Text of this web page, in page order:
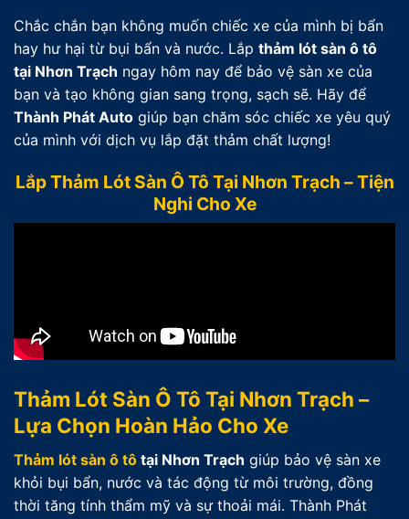
Chắc chắn bạn không muốn chiếc xe của mình bị bẩn
hay hư hại từ bụi bẩn và nước. Lắp thảm lót sàn ô tô
tại Nhơn Trạch ngay hôm nay để bảo vệ sàn xe của
bạn và tạo không gian sang trọng, sạch sẽ. Hãy để
Thành Phát Auto giúp bạn chăm sóc chiếc xe yêu quý
của mình với dịch vụ lắp đặt thảm chất lượng!
Lắp Thảm Lót Sàn Ô Tô Tại Nhơn Trạch – Tiện
Nghi Cho Xe
Thảm Lót Sàn Ô Tô Tại Nhơn Trạch –
Lựa Chọn Hoàn Hảo Cho Xe
Thảm lót sàn ô tô tại Nhơn Trạch giúp bảo vệ sàn xe
khỏi bụi bẩn, nước và tác động từ môi trường, đồng
thời tăng tính thẩm mỹ và sự thoải mái. Thành Phát